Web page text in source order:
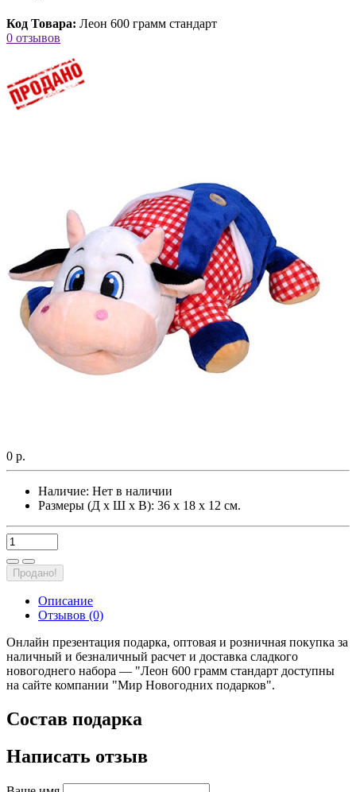
Код Товара: Леон 600 грамм стандарт
0 отзывов
0 р.
Наличие: Нет в наличии
Размеры (Д х Ш х В): 36 х 18 х 12 см.
Продано!
Описание
Отзывов (0)
Онлайн презентация подарка, оптовая и розничная покупка за
наличный и безналичный расчет и доставка сладкого
новогоднего набора — "Леон 600 грамм стандарт доступны
на сайте компании "Мир Новогодних подарков".
Состав подарка
Написать отзыв